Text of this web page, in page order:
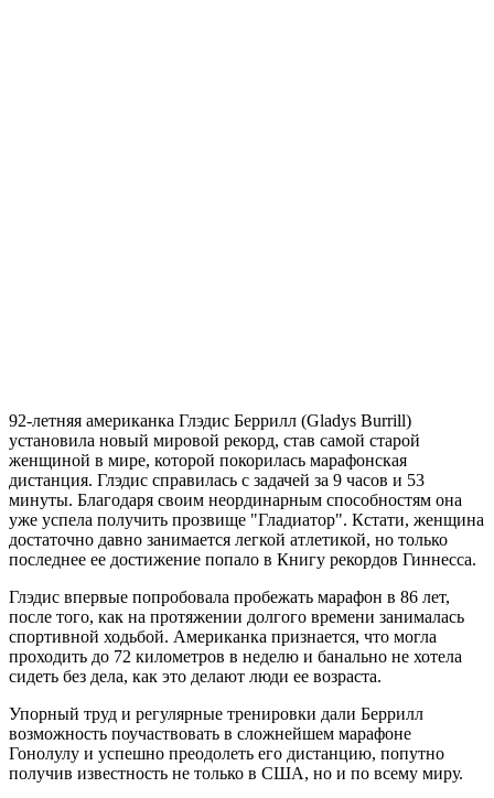
92-летняя американка Глэдис Беррилл (Gladys Burrill)
установила новый мировой рекорд, став самой старой
женщиной в мире, которой покорилась марафонская
дистанция. Глэдис справилась с задачей за 9 часов и 53
минуты. Благодаря своим неординарным способностям она
уже успела получить прозвище "Гладиатор". Кстати, женщина
достаточно давно занимается легкой атлетикой, но только
последнее ее достижение попало в Книгу рекордов Гиннесса.
Глэдис впервые попробовала пробежать марафон в 86 лет,
после того, как на протяжении долгого времени занималась
спортивной ходьбой. Американка признается, что могла
проходить до 72 километров в неделю и банально не хотела
сидеть без дела, как это делают люди ее возраста.
Упорный труд и регулярные тренировки дали Беррилл
возможность поучаствовать в сложнейшем марафоне
Гонолулу и успешно преодолеть его дистанцию, попутно
получив известность не только в США, но и по всему миру.